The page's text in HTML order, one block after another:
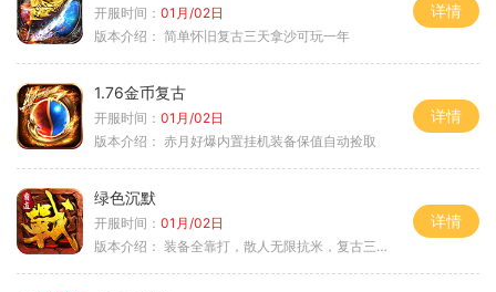
开服时间： 01月/02日
版本介绍： 简单怀旧复古三天拿沙可玩一年
详情
1.76金币复古
开服时间： 01月/02日
版本介绍： 赤月好爆内置挂机装备保值自动捡取
详情
绿色沉默
开服时间： 01月/02日
版本介绍： 装备全靠打，散人无限抗米，复古三天合区
详情